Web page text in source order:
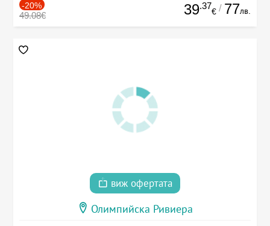
-20%
49.08€ 39.37
€ / 77лв.
виж офертата
Олимпийска Ривиера